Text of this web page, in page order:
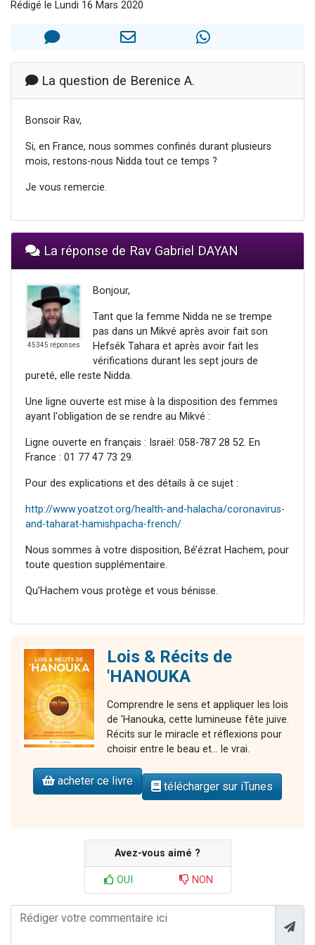
30 personnes viennent de faire un don pour Sauvez la jambe de Yohan
12 nouvelles musiques dans Torah-Box Music
29 personnes viennent de demander une bénédiction
Rédigé le Lundi 16 Mars 2020
La question de Berenice A.
Bonsoir Rav,
Si, en France, nous sommes confinés durant plusieurs
mois, restons-nous Nidda tout ce temps ?
Je vous remercie.
La réponse de Rav Gabriel DAYAN
45345 réponses
Bonjour,
Tant que la femme Nidda ne se trempe
pas dans un Mikvé après avoir fait son
Hefsék Tahara et après avoir fait les
vérifications durant les sept jours de
pureté, elle reste Nidda.
Une ligne ouverte est mise à la disposition des femmes
ayant l'obligation de se rendre au Mikvé :
Ligne ouverte en français : Israël: 058-787 28 52. En
France : 01 77 47 73 29.
Pour des explications et des détails à ce sujet :
http://www.yoatzot.org/health-and-halacha/coronavirus-
and-taharat-hamishpacha-french/
Nous sommes à votre disposition, Bé’ézrat Hachem, pour
toute question supplémentaire.
Qu’Hachem vous protège et vous bénisse.
Lois & Récits de
'HANOUKA
Comprendre le sens et appliquer les lois
de 'Hanouka, cette lumineuse fête juive.
Récits sur le miracle et réflexions pour
choisir entre le beau et... le vrai.
acheter ce livre télécharger sur iTunes
Avez-vous aimé ?
OUI NON